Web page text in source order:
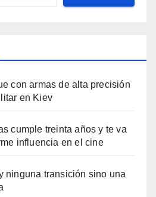
con armas de alta precisión
en Kiev
cumple treinta años y te va
influencia en el cine
ninguna transición sino una